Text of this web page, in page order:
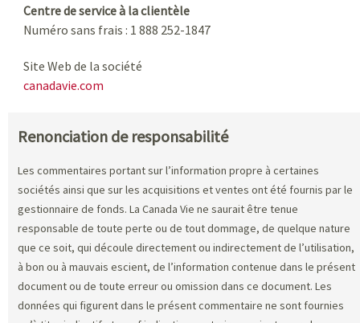
Centre de service à la clientèle
Numéro sans frais : 1 888 252-1847
Site Web de la société
canadavie.com
Renonciation de responsabilité
Les commentaires portant sur l’information propre à certaines
sociétés ainsi que sur les acquisitions et ventes ont été fournis par le
gestionnaire de fonds. La Canada Vie ne saurait être tenue
responsable de toute perte ou de tout dommage, de quelque nature
que ce soit, qui découle directement ou indirectement de l’utilisation,
à bon ou à mauvais escient, de l’information contenue dans le présent
document ou de toute erreur ou omission dans ce document. Les
données qui figurent dans le présent commentaire ne sont fournies